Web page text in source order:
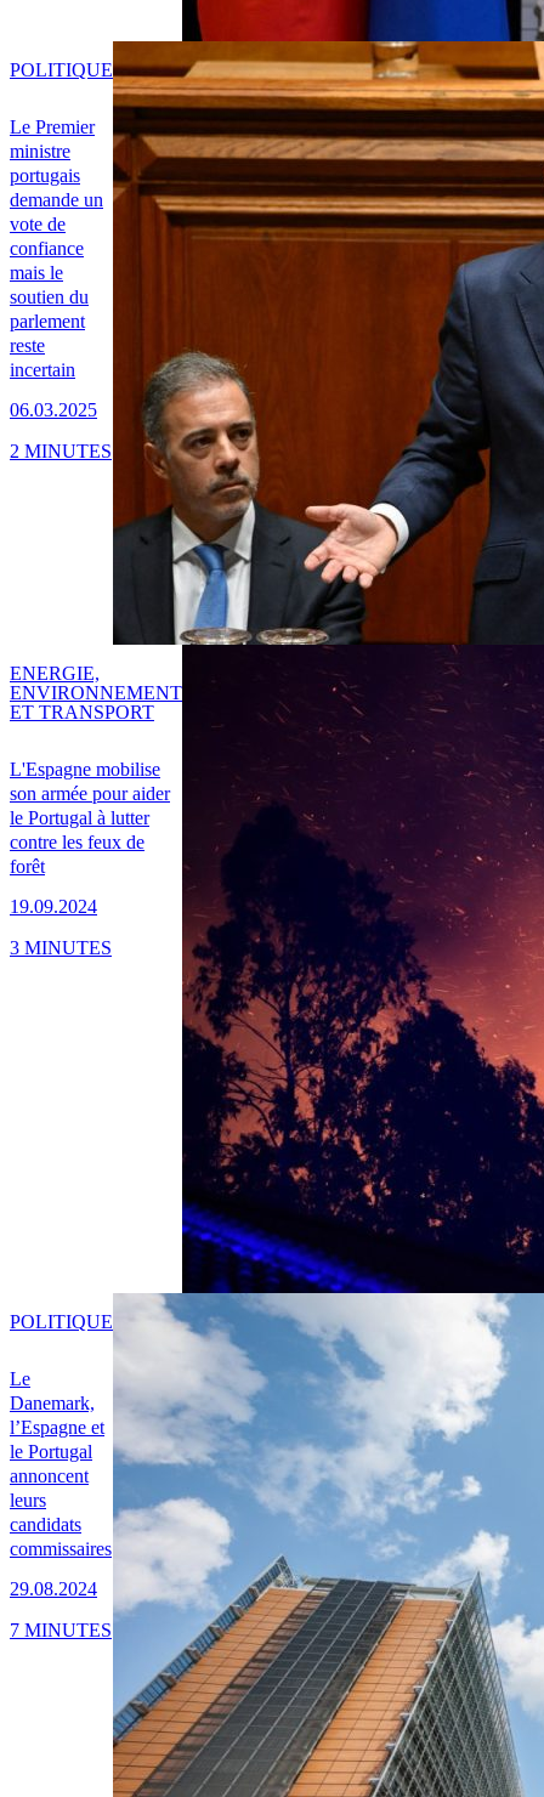
Le Premier
ministre
portugais
demande un
vote de
confiance
mais le
soutien du
parlement
reste
incertain
06.03.2025
POLITIQUE
2 MINUTES
L'Espagne mobilise
son armée pour aider
le Portugal à lutter
contre les feux de
forêt
19.09.2024
ENERGIE,
ENVIRONNEMENT
ET TRANSPORT
3 MINUTES
Le
Danemark,
l’Espagne et
le Portugal
annoncent
leurs
candidats
commissaires
29.08.2024
POLITIQUE
7 MINUTES